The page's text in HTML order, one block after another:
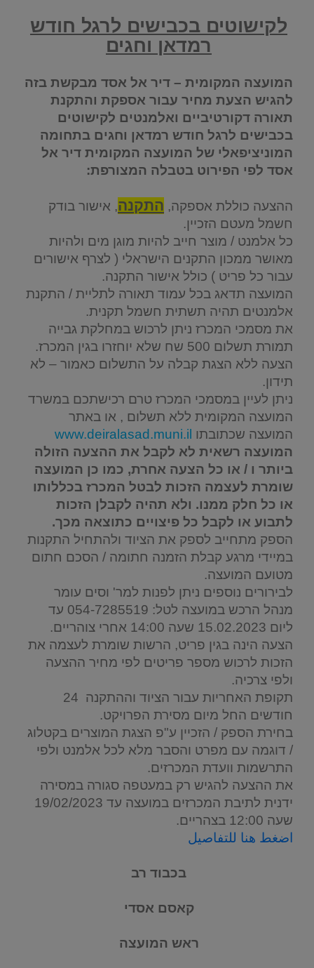
לקישוטים בכבישים לרגל חודש
רמדאן וחגים
המועצה המקומית – דיר אל אסד מבקשת בזה
להגיש הצעת מחיר עבור אספקת והתקנת
תאורה דקורטיביים ואלמנטים לקישוטים
בכבישים לרגל חודש רמדאן וחגים בתחומה
המוניציפאלי של המועצה המקומית דיר אל
אסד לפי הפירוט בטבלה המצורפת:
ההצעה כוללת אספקה, התקנה, אישור בודק
חשמל מעטם הזכיין.
כל אלמנט / מוצר חייב להיות מוגן מים ולהיות
מאושר ממכון התקנים הישראלי ( לצרף אישורים
עבור כל פריט ) כולל אישור התקנה.
המועצה תדאג בכל עמוד תאורה לתליית / התקנת
אלמנטים תהיה תשתית חשמל תקנית.
את מסמכי המכרז ניתן לרכוש במחלקת גבייה
תמורת תשלום 500 שח שלא יוחזרו בגין המכרז.
הצעה ללא הצגת קבלה על התשלום כאמור – לא
תידון.
ניתן לעיין במסמכי המכרז טרם רכישתכם במשרד
המועצה המקומית ללא תשלום , או באתר
המועצה שכתובתו www.deiralasad.muni.il
המועצה רשאית לא לקבל את ההצעה הזולה
ביותר ו / או כל הצעה אחרת, כמו כן המועצה
שומרת לעצמה הזכות לבטל המכרז בכללותו
או כל חלק ממנו. ולא תהיה לקבלן הזכות
לתבוע או לקבל כל פיצויים כתוצאה מכך.
הספק מתחייב לספק את הציוד ולהתחיל התקנות
במיידי מרגע קבלת הזמנה חתומה / הסכם חתום
מטועם המועצה.
לבירורים נוספים ניתן לפנות למר' וסים עומר
מנהל הרכש במועצה לטל: 054-7285519 עד
ליום 15.02.2023 שעה 14:00 אחרי צוהריים.
הצעה הינה בגין פריט, הרשות שומרת לעצמה את
הזכות לרכוש מספר פריטים לפי מחיר ההצעה
ולפי צרכיה.
תקופת האחריות עבור הציוד וההתקנה 24
חודשים החל מיום מסירת הפרויקט.
בחירת הספק / הזכיין ע"פ הצגת המוצרים בקטלוג
/ דוגמה עם מפרט והסבר מלא לכל אלמנט ולפי
התרשמות וועדת המכרזים.
את ההצעה להגיש רק במעטפה סגורה במסירה
ידנית לתיבת המכרזים במועצה עד 19/02/2023
שעה 12:00 בצהריים.
اضغط هنا للتفاصيل
בכבוד רב
קאסם אסדי
ראש המועצה